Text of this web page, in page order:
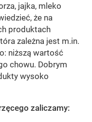
jajka, mleko
że na
produktach
zależna jest m.in.
niższą wartość
chowu. Dobrym
wysoko
zaliczamy: